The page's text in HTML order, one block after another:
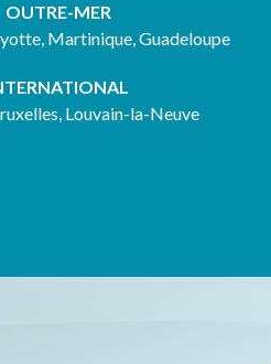
OUTRE-MER
Martinique, Guadeloupe
Louvain-la-Neuve